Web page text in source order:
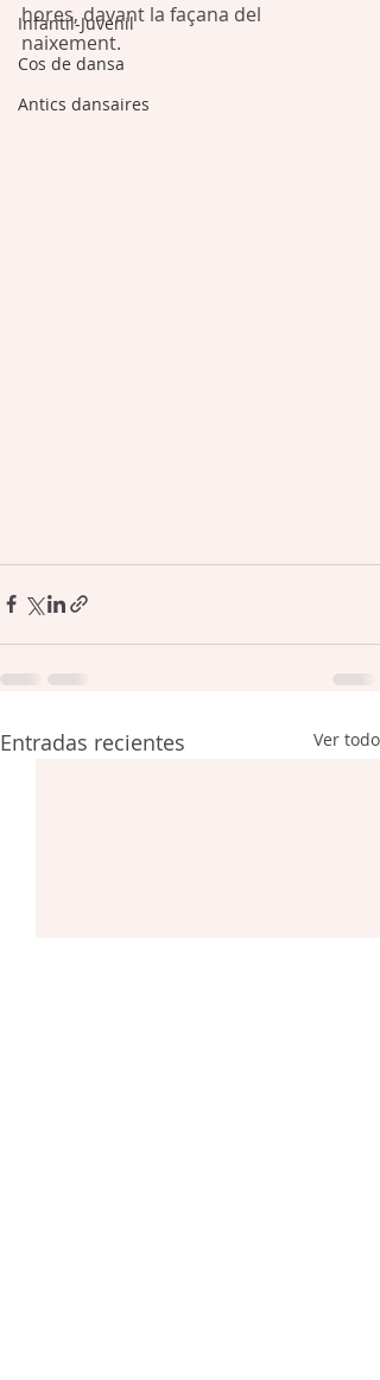
Infantil-Juvenil
Cos de dansa
Antics dansaires
hores, davant la façana del
naixement.
Entradas recientes Ver todo